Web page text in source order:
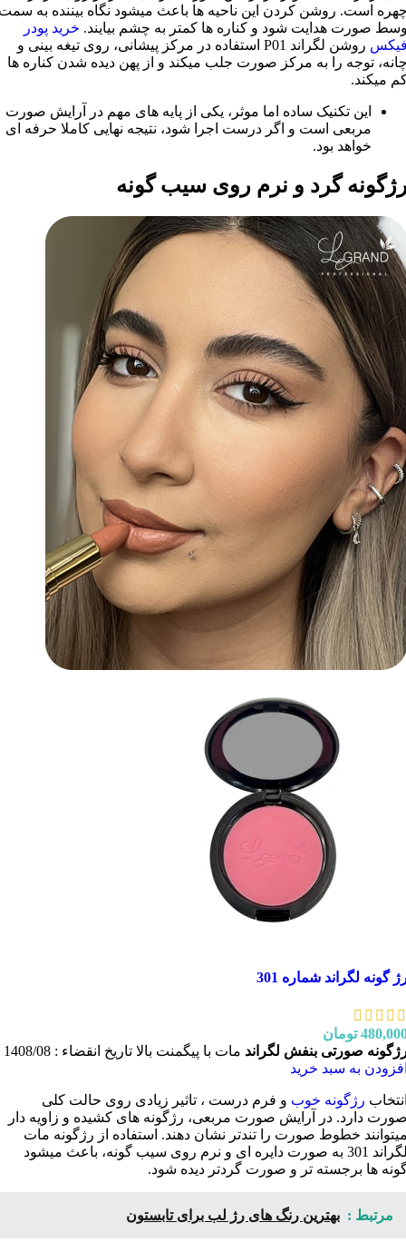
است. روشن کردن این ناحیه ها باعث میشود نگاه بیننده به
صورت هدایت شود و کناره ها کمتر به چشم بیایند. خرید پودر
روشن لگراند P01 استفاده در مرکز پیشانی، روی تیغه بینی و
توجه را به مرکز صورت جلب میکند و از پهن دیده شدن کناره ها
میکند.
این تکنیک ساده اما موثر، یکی از پایه های مهم در آرایش صورت
مربعی است و اگر درست اجرا شود، نتیجه نهایی کاملا حرفه ای
خواهد بود.
گرد و نرم روی سیب گونه
گونه لگراند شماره 301
تومان
صورتی بنفش لگراند مات با پیگمنت بالا تاریخ انقضاء : 1408/08
به سبد خرید
رژگونه خوب و فرم درست ، تاثیر زیادی روی حالت کلی
دارد. در آرایش صورت مربعی، رژگونه های کشیده و زاویه دار
خطوط صورت را تندتر نشان دهند. استفاده از رژگونه مات
لگراند 301 به صورت دایره ای و نرم روی سیب گونه، باعث میشود
ها برجسته تر و صورت گردتر دیده شود.
مرتبط : بهترین رنگ های رژ لب برای تابستون